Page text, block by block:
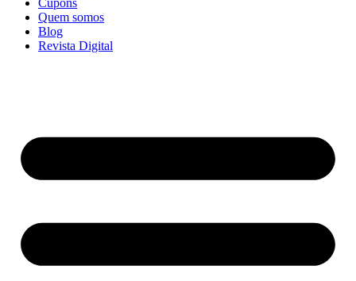
Cupons
Quem somos
Blog
Revista Digital